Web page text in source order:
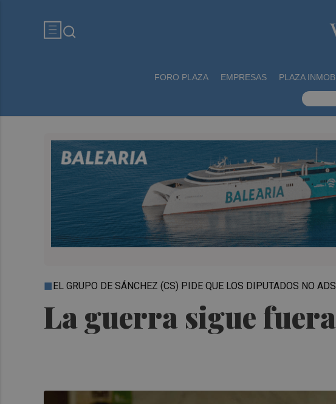
FORO PLAZA EMPRESAS PLAZA
La guerra sigue
EL GRUPO DE SÁNCHEZ (CS) PIDE QUE LOS DIPUTADOS NO